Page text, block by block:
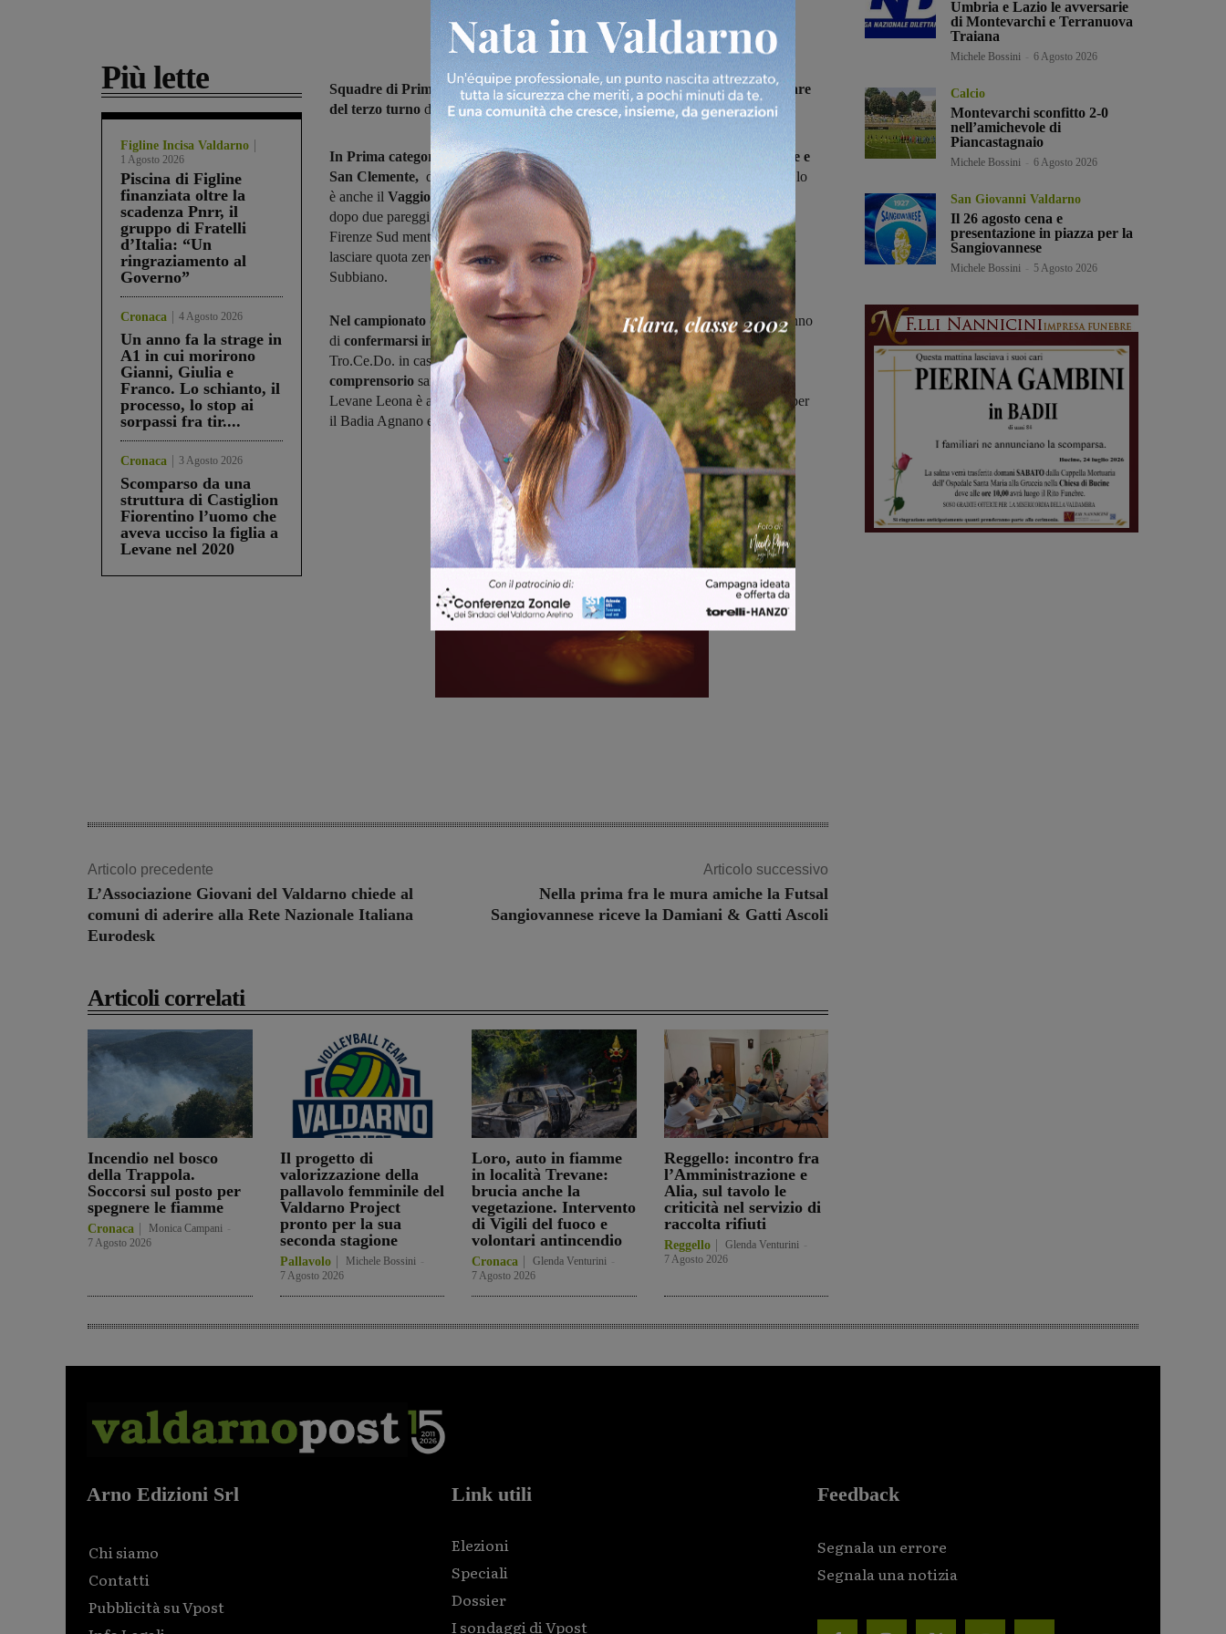
Più lette
Figline Incisa Valdarno
1 Agosto 2026
Piscina di Figline
finanziata oltre la
scadenza Pnrr, il
gruppo di Fratelli
d’Italia: “Un
ringraziamento al
Governo”
Cronaca 4 Agosto 2026
Un anno fa la strage in
A1 in cui morirono
Gianni, Giulia e
Franco. Lo schianto, il
processo, lo stop ai
sorpassi fra tir....
Cronaca 3 Agosto 2026
Scomparso da una
struttura di Castiglion
Fiorentino l’uomo che
aveva ucciso la figlia a
Levane nel 2020
Squadre di Prima e Seconda categoriain campo domenica alle 15,30per le gare
del terzo turno di andata.
In Prima categoria, sarà interessante la sfida che vede l’un contro l’altro
Pergine e
San Clemente, due squadre che sono entrambe reduci da una vittoria così come lo
è anche il Vaggio Piandiscò,che di scena in casa contro il Bibbiena.
L’Ambra,
dopo due pareggi, cercherà di guadagnare il primo sorriso nel match contro il
Firenze Sud mentre laFulgor Castelfranco,che farà visita al Pelago, cercherà di
lasciare quota zero. Impegno casalingo per
l’Ideal Club Incisa,che ospita il
Subbiano.
Nel campionato di Seconda categoria,
la Resco Reggello e il Pestello cercheranno
di confermarsi in testa a punteggio pienoaffrontando rispettivamente la
Tro.Ce.Do. in casa e la Faellese in trasferta.Altro match fra squadre del
comprensorio sarà Arno Castiglioni Laterina-Badia a Roti, mentre l’Atletico
Levane Leona è atteso dal fanalino di coda San Marco.Gare internein agenda per
il Badia Agnano e Cavriglia, che ospiteranno Stia e Palazzo del Pero.
Articolo precedente
L’Associazione Giovani del Valdarno chiede al
comuni di aderire alla Rete Nazionale Italiana
Eurodesk
Articolo successivo
Nella prima fra le mura amiche la Futsal
Sangiovannese riceve la Damiani & Gatti Ascoli
Articoli correlati
Incendio nel bosco
della Trappola.
Soccorsi sul posto per
spegnere le fiamme
Cronaca Monica Campani
7 Agosto 2026
Il progetto di
valorizzazione della
pallavolo femminile del
Valdarno Project
pronto per la sua
seconda stagione
Pallavolo Michele Bossini
7 Agosto 2026
Loro, auto in fiamme
in località Trevane:
brucia anche la
vegetazione. Intervento
di Vigili del fuoco e
volontari antincendio
Cronaca Glenda Venturini
7 Agosto 2026
Reggello: incontro fra
l’Amministrazione e
Alia, sul tavolo le
criticità nel servizio di
raccolta rifiuti
Reggello Glenda Venturini
7 Agosto 2026
Umbria e Lazio le avversarie
di Montevarchi e Terranuova
Traiana
Michele Bossini 6 Agosto 2026
Calcio
Montevarchi sconfitto 2-0
nell’amichevole di
Piancastagnaio
Michele Bossini 6 Agosto 2026
San Giovanni Valdarno
Il 26 agosto cena e
presentazione in piazza per la
Sangiovannese
Michele Bossini 5 Agosto 2026
Arno Edizioni Srl
Chi siamo
Contatti
Pubblicità su Vpost
Link utili
Elezioni
Speciali
Dossier
I sondaggi di Vpost
Feedback
Segnala un errore
Segnala una notizia